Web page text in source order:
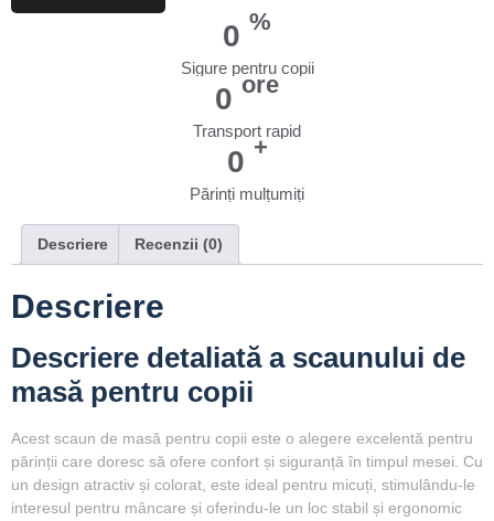
0 %
Sigure pentru copii
0 ore
Transport rapid
0 +
Părinți mulțumiți
Descriere Recenzii (0)
Descriere
Descriere detaliată a scaunului de
masă pentru copii
Acest scaun de masă pentru copii este o alegere excelentă pentru
părinții care doresc să ofere confort și siguranță în timpul mesei. Cu
un design atractiv și colorat, este ideal pentru micuți, stimulându-le
interesul pentru mâncare și oferindu-le un loc stabil și ergonomic